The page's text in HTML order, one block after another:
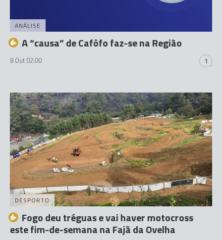
ANÁLISE
A “causa” de Cafôfo faz-se na Região
8 Out 02:00 1
DESPORTO
Fogo deu tréguas e vai haver motocross
este fim-de-semana na Fajã da Ovelha